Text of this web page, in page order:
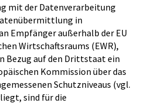
mit der Datenverarbeitung
in
Empfänger außerhalb der EU
Wirtschaftsraums (EWR),
Bezug auf den Drittstaat ein
Kommission über das
Schutzniveaus (vgl.
sind für die